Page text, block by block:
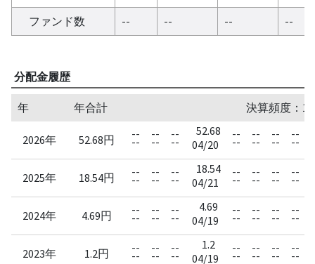
ファンド数 -- -- -- --
分配金履歴
年 年合計 決算頻度：1
2026年 52.68円 --
--
--
--
--
--
52.68
04/20
--
--
--
--
--
--
--
--
2025年 18.54円 --
--
--
--
--
--
18.54
04/21
--
--
--
--
--
--
--
--
2024年 4.69円 --
--
--
--
--
--
4.69
04/19
--
--
--
--
--
--
--
--
2023年 1.2円 --
--
--
--
--
--
1.2
04/19
--
--
--
--
--
--
--
--